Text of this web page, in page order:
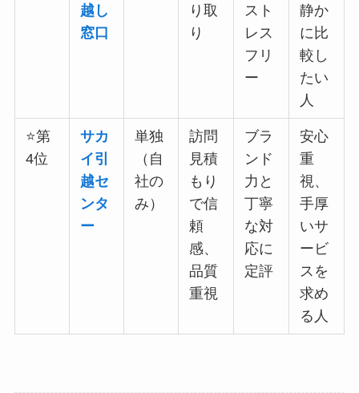
越し
窓口
り取
り
スト
レス
フリ
ー
静か
に比
較し
たい
人
⭐第
4位
サカ
イ引
越セ
ンタ
ー
単独
（自
社の
み）
訪問
見積
もり
で信
頼
感、
品質
重視
ブラ
ンド
力と
丁寧
な対
応に
定評
安心
重
視、
手厚
いサ
ービ
スを
求め
る人